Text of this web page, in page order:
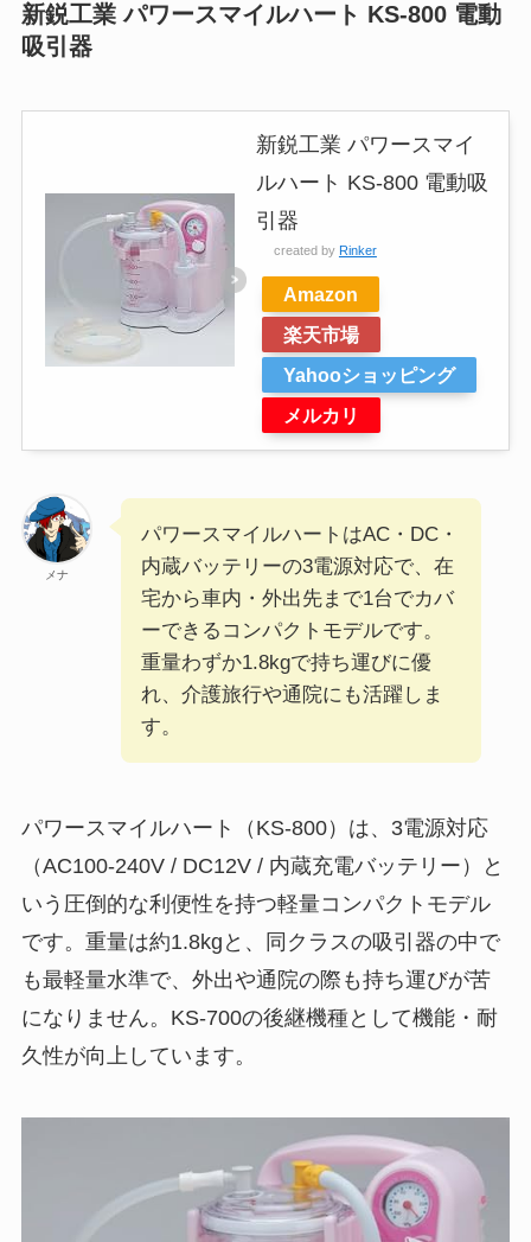
新鋭工業 パワースマイルハート KS-800 電動
吸引器
新鋭工業 パワースマイ
ルハート KS-800 電動吸
引器
created by Rinker
Amazon
楽天市場
Yahooショッピング
メルカリ
メナ
パワースマイルハートはAC・DC・
内蔵バッテリーの3電源対応で、在
宅から車内・外出先まで1台でカバ
ーできるコンパクトモデルです。
重量わずか1.8kgで持ち運びに優
れ、介護旅行や通院にも活躍しま
す。
パワースマイルハート（KS-800）は、3電源対応
（AC100-240V / DC12V / 内蔵充電バッテリー）と
いう圧倒的な利便性を持つ軽量コンパクトモデル
です。重量は約1.8kgと、同クラスの吸引器の中で
も最軽量水準で、外出や通院の際も持ち運びが苦
になりません。KS-700の後継機種として機能・耐
久性が向上しています。